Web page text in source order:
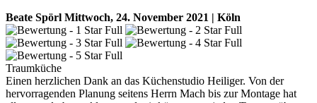
Beate Spörl Mittwoch, 24. November 2021 | Köln
Traumküche
Einen herzlichen Dank an das Küchenstudio Heiliger. Von der
hervorragenden Planung seitens Herrn Mach bis zur Montage hat